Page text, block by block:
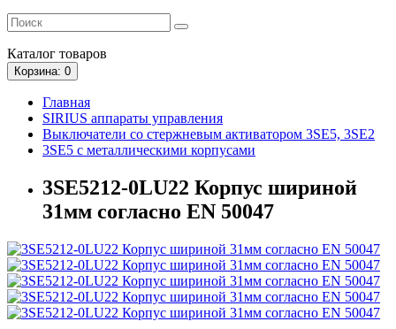
Каталог товаров
Корзина: 0
Главная
SIRIUS аппараты управления
Выключатели со стержневым активатором 3SE5, 3SE2
3SE5 с металлическими корпусами
3SE5212-0LU22 Корпус шириной
31мм согласно EN 50047